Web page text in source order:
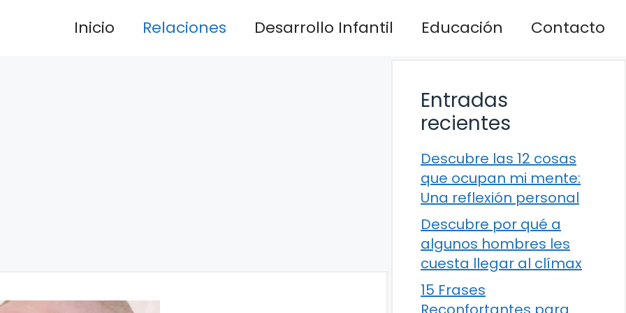
Inicio Relaciones Desarrollo Infantil Educación Contacto
Entradas
recientes
Descubre las 12 cosas
que ocupan mi mente:
Una reflexión personal
Descubre por qué a
algunos hombres les
cuesta llegar al clímax
15 Frases